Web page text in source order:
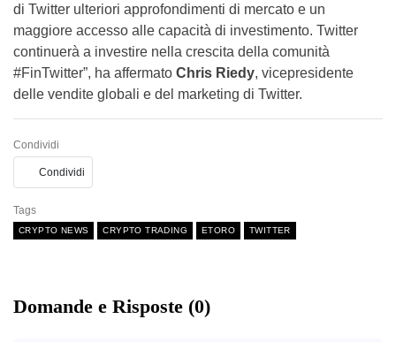
di Twitter ulteriori approfondimenti di mercato e un
maggiore accesso alle capacità di investimento. Twitter
continuerà a investire nella crescita della comunità
#FinTwitter”, ha affermato Chris Riedy, vicepresidente
delle vendite globali e del marketing di Twitter.
Condividi
Condividi
Tags
CRYPTO NEWS CRYPTO TRADING ETORO TWITTER
Domande e Risposte (0)